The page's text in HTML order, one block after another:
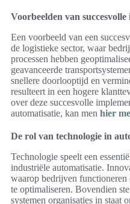
Voorbeelden van
Een voorbeeld van een
de logistieke sector, waar
processen hebben
geavanceerde
snellere doorlooptijd en
resulteert in een hogere
over deze succesvolle
automatisatie, kan men hier
De rol van technologie in
Technologie speelt een
industriële automatisatie.
waarop bedrijven functioneren
te optimaliseren. Bovendien
systemen organisaties in staat